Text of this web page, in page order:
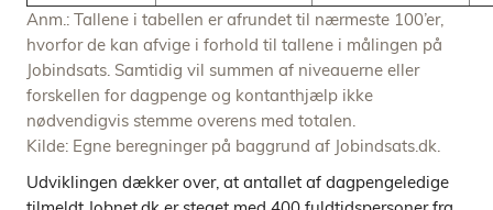
Anm.: Tallene i tabellen er afrundet til nærmeste 100’er,
hvorfor de kan afvige i forhold til tallene i målingen på
Jobindsats. Samtidig vil summen af niveauerne eller
forskellen for dagpenge og kontanthjælp ikke
nødvendigvis stemme overens med totalen.
Kilde: Egne beregninger på baggrund af Jobindsats.dk.
Udviklingen dækker over, at antallet af dagpengeledige